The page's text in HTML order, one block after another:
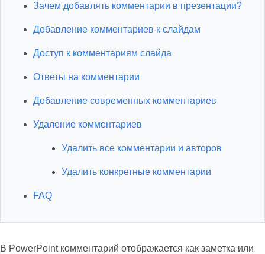
Зачем добавлять комментарии в презентации?
Добавление комментариев к слайдам
Доступ к комментариям слайда
Ответы на комментарии
Добавление современных комментариев
Удаление комментариев
Удалить все комментарии и авторов
Удалить конкретные комментарии
FAQ
В PowerPoint комментарий отображается как заметка или